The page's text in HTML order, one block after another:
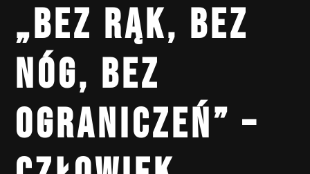
„BEZ RĄK, BEZ
NÓG, BEZ
OGRANICZEŃ” –